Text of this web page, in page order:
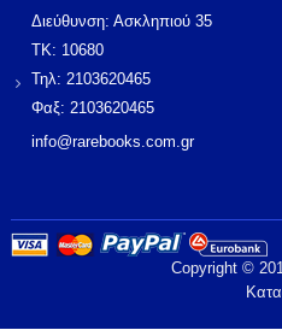
Διεύθυνση: Ασκληπιού 35
ΤΚ: 10680
Τηλ: 2103620465
Φαξ: 2103620465
info@rarebooks.com.gr
Copyright ©